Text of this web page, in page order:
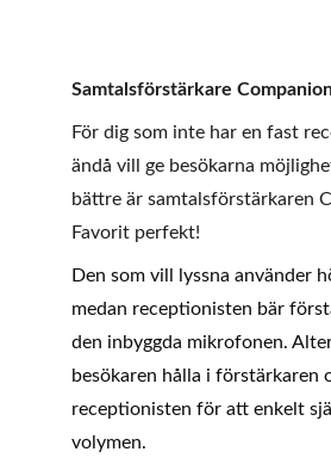
Samtalsförstärkare
För dig som inte har en fast
ändå vill ge besökarna
bättre är samtalsförstärkaren
Favorit perfekt!
Den som vill lyssna använder
medan receptionisten bär
den inbyggda mikrofonen.
besökaren hålla i förstärkaren
receptionisten för att enkelt
volymen.